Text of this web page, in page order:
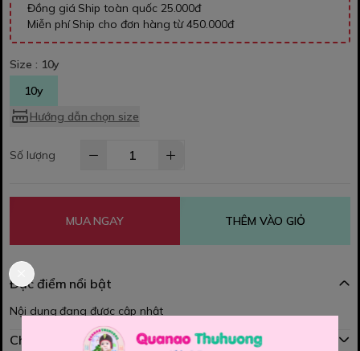
Đồng giá Ship toàn quốc 25.000đ
Miễn phí Ship cho đơn hàng từ 450.000đ
Size : 10y
10y
Hướng dẫn chọn size
Số lượng
MUA NGAY THÊM VÀO GIỎ
Đặc điểm nổi bật
Nội dung đang được cập nhật
Chính sách mua hàng